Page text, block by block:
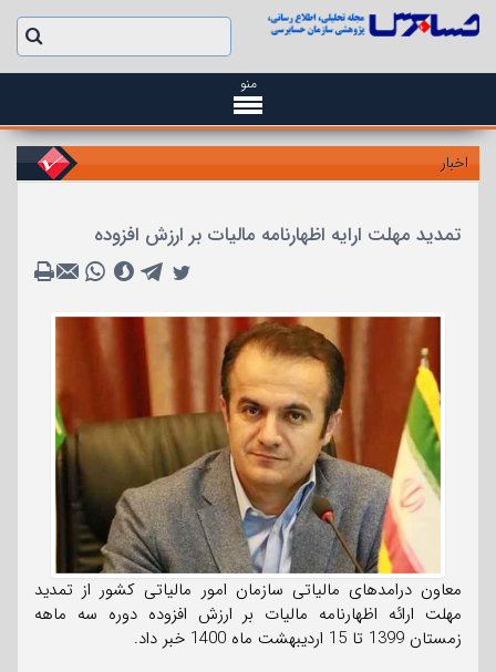
منو
اخبار
تمدید مهلت ارایه اظهارنامه مالیات بر ارزش افزوده
معاون درامدهای مالیاتی سازمان امور مالیاتی کشور از تمدید
مهلت ارائه اظهارنامه مالیات بر ارزش افزوده دوره سه ماهه
زمستان 1399 تا 15 اردیبهشت ماه 1400 خبر داد.